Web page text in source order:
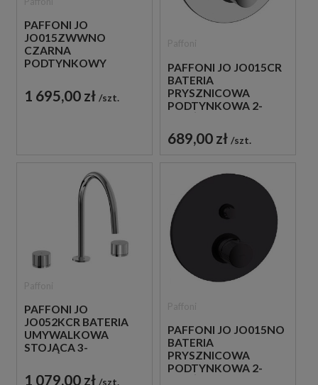
PAFFONI JO
JO015ZWWNO
CZARNA
PODTYNKOWY
Z WYLEWKĄ
1 695,00 zł szt.
PAFFONI JO JO015CR
BATERIA
PRYSZNICOWA
PODTYNKOWA 2-
JEDNOUCHWYTOWA
CHROM
689,00 zł szt.
PAFFONI JO
JO052KCR BATERIA
UMYWALKOWA
STOJĄCA 3-
DWUUCHWYTOWA
1 079,00 zł szt.
PAFFONI JO JO015NO
BATERIA
PRYSZNICOWA
PODTYNKOWA 2-